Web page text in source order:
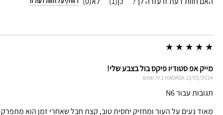
מייק אפ סטודיו פיקס בול בצבע שלי!
13/05/2024
HADASA בית שמש
תגובות עבור N6
מאוד נעים על העור ומחזיק יחסית טוב, קצת חבל שאחרי זמן הוא